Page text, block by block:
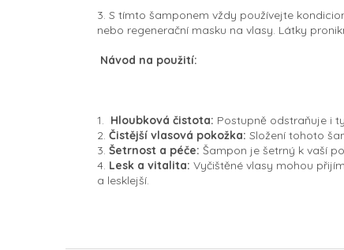
3. S tímto šamponem vždy používejte
nebo regenerační masku na vlasy. Látky
Návod na použití:
1. Hloubková čistota: Postupně odstraňuje i
2. Čistější vlasová pokožka: Složení tohoto
3. Šetrnost a péče: Šampon je šetrný k vaší
4. Lesk a vitalita: Vyčištěné vlasy mohou
a lesklejší.